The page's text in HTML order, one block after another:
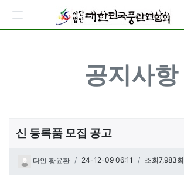
공지사항
신 등록품 모집 공고
페이지 정보
다인 황윤환 작성일
24-12-09 06:11 조회7,983회